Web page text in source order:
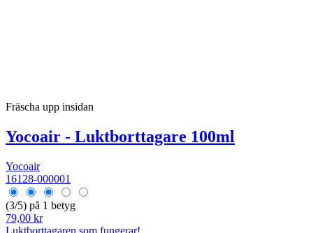
Fräscha upp insidan
Yocoair - Luktborttagare 100ml
Yocoair
16128-000001
(3/5) på 1 betyg
79,00 kr
Luktborttagaren som fungerar!